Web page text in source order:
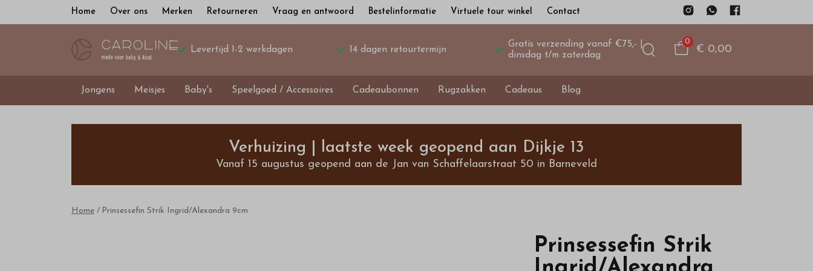
Home Over ons Merken Retourneren Vraag en antwoord Bestelinformatie Virtuele tour winkel Contact
Levertijd 1-2 werkdagen 14 dagen retourtermijn
Gratis verzending vanaf €75,- |
dinsdag t/m zaterdag
0
€ 0,00
Jongens Meisjes Baby's Speelgoed / Accessoires Cadeaubonnen Rugzakken Cadeaus Blog
Prinsessefin
Ingrid/Alexandra
Verhuizing | laatste week geopend aan Dijkje 13
Vanaf 15 augustus geopend aan de Jan van Schaffelaarstraat 50 in Barneveld
Home Prinsessefin Strik Ingrid/Alexandra 9cm
Prinsessefin Strik